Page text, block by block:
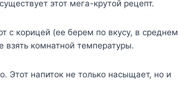
этот мега-крутой рецепт.
с корицей (ее берем по вкусу, в среднем
комнатной температуры.
Этот напиток не только насыщает, но и